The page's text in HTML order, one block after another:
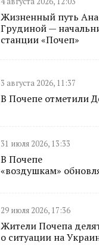
Жизненный путь
Грудиной —
станции «Почеп»
3 августа 2026, 11:37
В Почепе отметили
31 июля 2026, 13:33
В Почепе
«воздушкам»
29 июля 2026, 17:36
Жители Почепа
о ситуации на